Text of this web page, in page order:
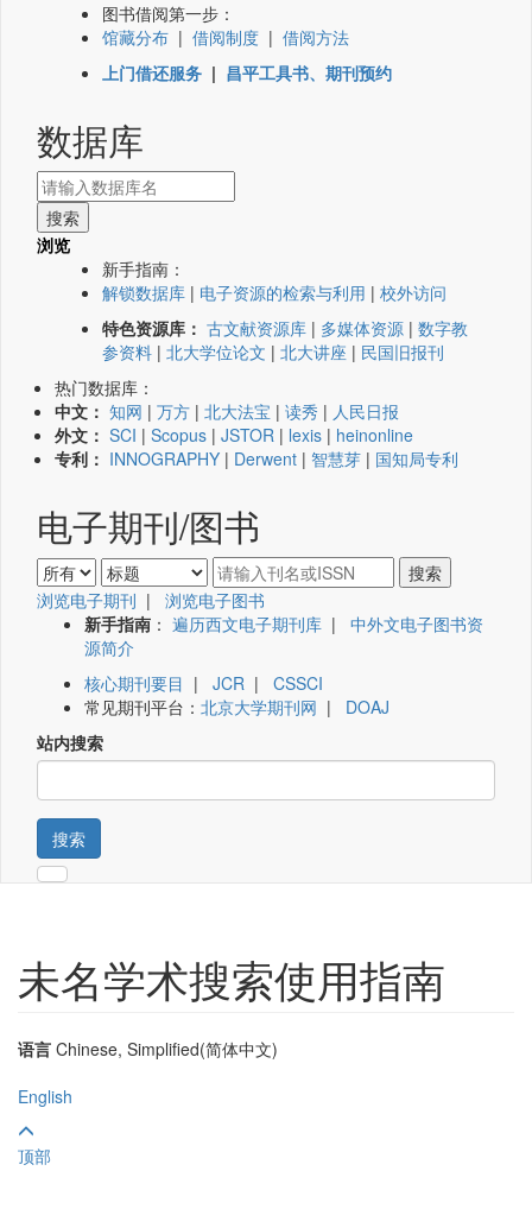
图书借阅第一步：
馆藏分布 | 借阅制度 | 借阅方法
上门借还服务 | 昌平工具书、期刊预约
数据库
浏览
新手指南：
解锁数据库 | 电子资源的检索与利用 | 校外访问
特色资源库： 古文献资源库 | 多媒体资源 | 数字教
参资料 | 北大学位论文 | 北大讲座 | 民国旧报刊
热门数据库：
中文： 知网 | 万方 | 北大法宝 | 读秀 | 人民日报
外文： SCI | Scopus | JSTOR | lexis | heinonline
专利： INNOGRAPHY | Derwent | 智慧芽 | 国知局专利
电子期刊/图书
浏览电子期刊 | 浏览电子图书
新手指南 ： 遍历西文电子期刊库 | 中外文电子图书资
源简介
核心期刊要目 | JCR | CSSCI
常见期刊平台： 北京大学期刊网 | DOAJ
站内搜索
搜索
未名学术搜索使用指南
语言 Chinese, Simplified(简体中文)
English
顶部